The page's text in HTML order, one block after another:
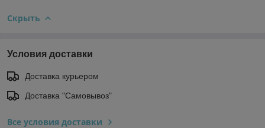
Скрыть
Условия доставки
Доставка курьером
Доставка "Самовывоз"
Все условия доставки